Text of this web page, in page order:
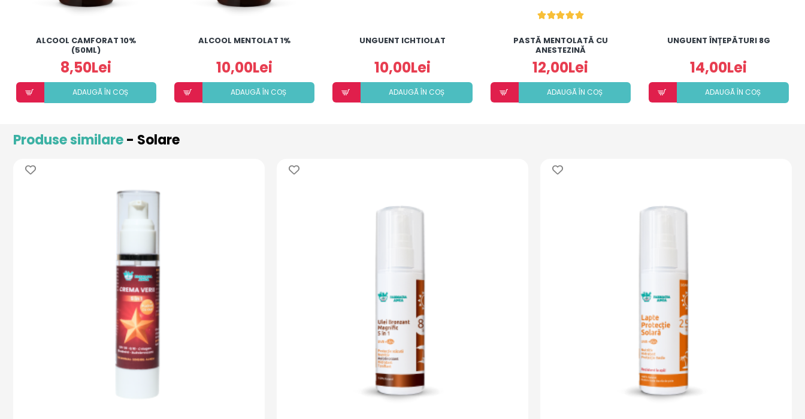
ALCOOL CAMFORAT 10%
(50ML)
8,50Lei
ADAUGÃ ÎN COȘ
ALCOOL MENTOLAT 1%
10,00Lei
ADAUGÃ ÎN COȘ
UNGUENT ICHTIOLAT
10,00Lei
ADAUGÃ ÎN COȘ
PASTĂ MENTOLATĂ CU
ANESTEZINĂ
12,00Lei
ADAUGÃ ÎN COȘ
UNGUENT ÎNȚEPĂTURI 8G
14,00Lei
ADAUGÃ ÎN COȘ
Produse similare- Solare